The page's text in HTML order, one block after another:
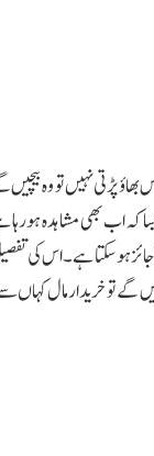
پڑتی نہیں تو وہ
کہ اب بھی مشاہدہ
ہوسکتا ہے۔اس کی
گے تو خریدار مال